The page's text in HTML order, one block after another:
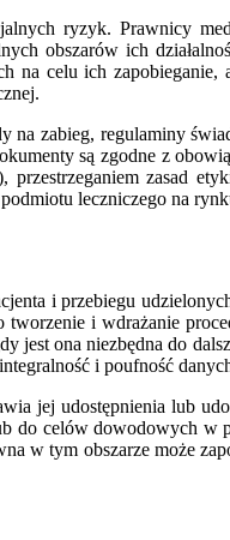
ryzyk. Prawnicy
obszarów ich
celu ich zapobieganie,
zabieg, regulaminy
są zgodne z
zasad
leczniczego na
i przebiegu
i wdrażanie
jest ona niezbędna do
i poufność
jej udostępnienia lub
do celów dowodowych
w tym obszarze może